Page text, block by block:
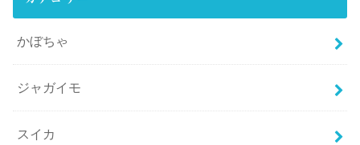
かぼちゃ
ジャガイモ
スイカ